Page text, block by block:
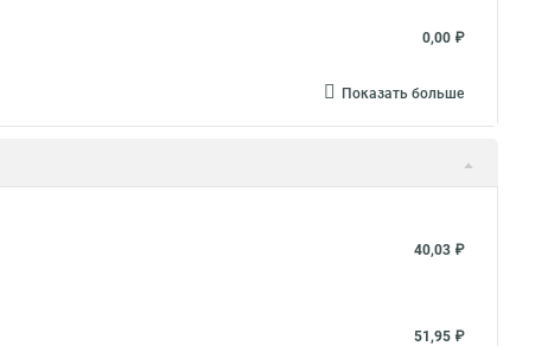
0,00 ₽
Показать больше
40,03 ₽
51,95 ₽